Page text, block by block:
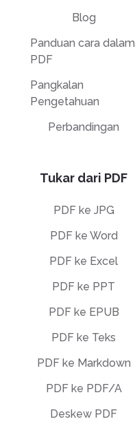
Blog
Panduan cara dalam
PDF
Pangkalan
Pengetahuan
Perbandingan
Tukar dari PDF
PDF ke JPG
PDF ke Word
PDF ke Excel
PDF ke PPT
PDF ke EPUB
PDF ke Teks
PDF ke Markdown
PDF ke PDF/A
Deskew PDF